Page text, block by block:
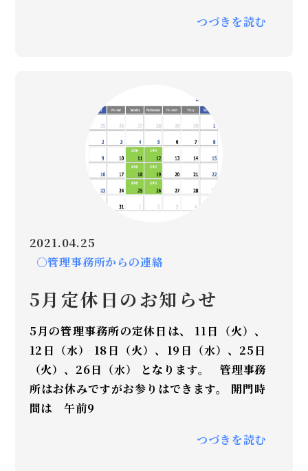
つづきを読む
2021.04.25
○管理事務所からの連絡
5月定休日のお知らせ
5月の管理事務所の定休日は、 11日（火）、
12日（水） 18日（火）、19日（水）、25日
（火）、26日（水） となります。 管理事務
所はお休みですがお参りはできます。 開門時
間は 午前9
つづきを読む